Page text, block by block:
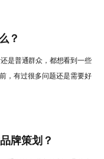
？
是普通群众，都想看到一些
，有过很多问题还是需要好
牌策划？